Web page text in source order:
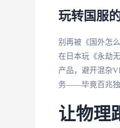
玩转国服
别再被《国外怎
在日本玩《永劫
产品，避开混杂
务——毕竟百兆独
让物理